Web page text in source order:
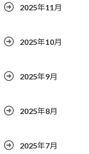
2025年11月
2025年10月
2025年9月
2025年8月
2025年7月